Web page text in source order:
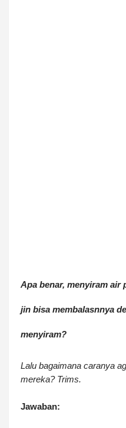
Apa benar, menyiram air
jin bisa membalasnnya
menyiram?
Lalu bagaimana caranya
mereka? Trims.
Jawaban: